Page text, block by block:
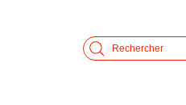
Search